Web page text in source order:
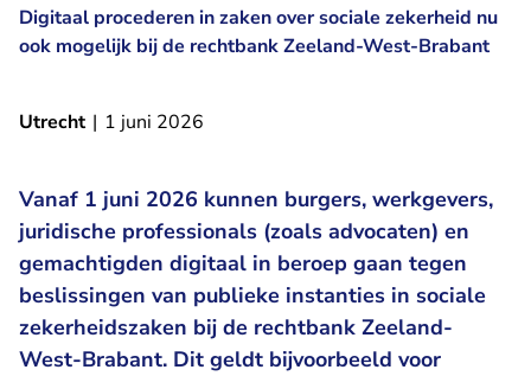
Digitaal procederen in zaken over sociale zekerheid nu
ook mogelijk bij de rechtbank Zeeland-West-Brabant
Utrecht | 1 juni 2026
Vanaf 1 juni 2026 kunnen burgers, werkgevers,
juridische professionals (zoals advocaten) en
gemachtigden digitaal in beroep gaan tegen
beslissingen van publieke instanties in sociale
zekerheidszaken bij de rechtbank Zeeland-
West-Brabant. Dit geldt bijvoorbeeld voor